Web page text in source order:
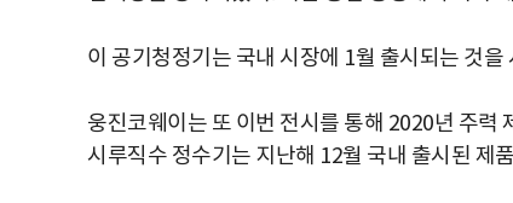
이 공기청정기는 국내 시장에 1월 출시되는 것
웅진코웨이는 또 이번 전시를 통해 2020년 주력
시루직수 정수기는 지난해 12월 국내 출시된 제